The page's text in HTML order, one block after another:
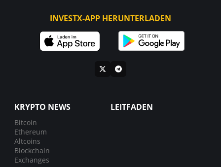
INVESTX-APP HERUNTERLADEN
KRYPTO NEWS
Bitcoin
Ethereum
Altcoins
Blockchain
Exchanges
LEITFADEN